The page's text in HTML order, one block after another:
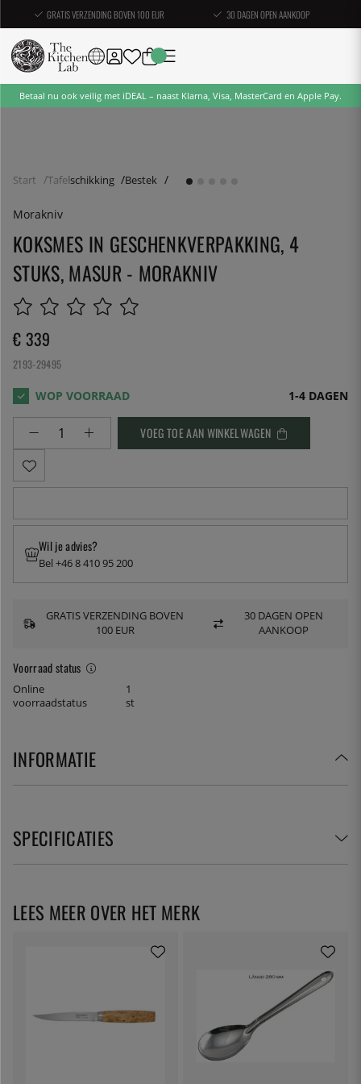
GRATIS VERZENDING BOVEN 100 EUR 30 DAGEN OPEN AANKOOP
Betaal nu ook veilig met iDEAL – naast Klarna, Visa, MasterCard en Apple Pay.
Start Tafelschikking Bestek
Morakniv
KOKSMES IN GESCHENKVERPAKKING, 4
STUKS, MASUR - MORAKNIV
€ 339
2193-29495
1-4 DAGEN
VOEG TOE AAN WINKELWAGEN
Voorraad status
Online
voorraadstatus
1
st
Wil je advies?
Bel +46 8 410 95 200
GRATIS VERZENDING BOVEN
100 EUR
30 DAGEN OPEN
AANKOOP
INFORMATIE
SPECIFICATIES
LEES MEER OVER HET MERK